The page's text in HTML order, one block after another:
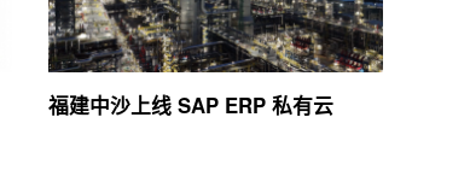
福建中沙上线 SAP ERP 私有云